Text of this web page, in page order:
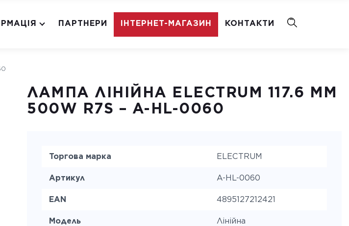
ПАРТНЕРИ ІНТЕРНЕТ-МАГАЗИН КОНТАКТИ
ЛАМПА ЛІНІЙНА ELECTRUM 117.6 MM
500W R7S – A-HL-0060
Торгова марка ELECTRUM
Артикул A-HL-0060
EAN 4895127212421
Модель Лінійна